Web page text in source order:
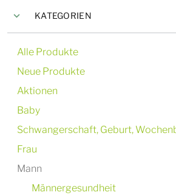
KATEGORIEN
Alle Produkte
Neue Produkte
Aktionen
Baby
Schwangerschaft, Geburt,
Frau
Mann
Männergesundheit